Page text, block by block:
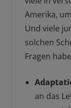
Amerika,
Und viele
solchen
Fragen
an das